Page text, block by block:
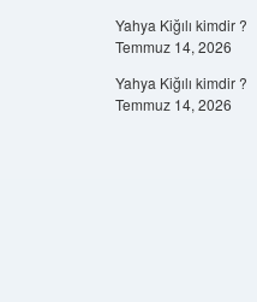
Yahya Kiğılı kimdir ?
Temmuz 14, 2026
Yahya Kiğılı kimdir ?
Temmuz 14, 2026